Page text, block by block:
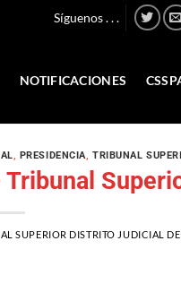
Síguenos . . .
NOTIFICACIONES
, PRESIDENCIA,TRIBUNAL
SUPERIOR DISTRITO JUDICIAL